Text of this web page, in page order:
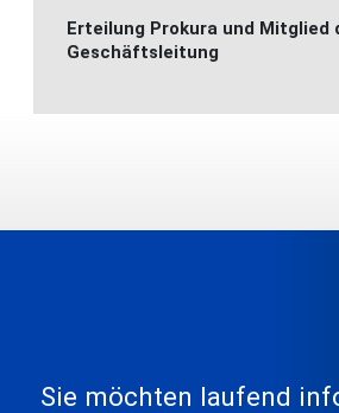
Erteilung Prokura und Mitglied
Geschäftsleitung
Sie möchten laufend